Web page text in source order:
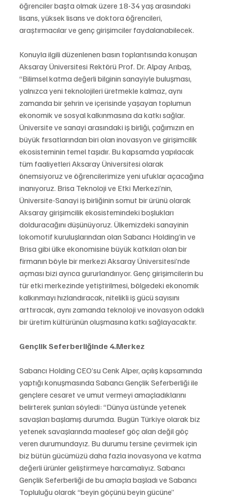
öğrenciler başta olmak üzere 18-34 yaş arasındaki
lisans, yüksek lisans ve doktora öğrencileri,
araştırmacılar ve genç girişimciler faydalanabilecek.
Konuyla ilgili düzenlenen basın toplantısında konuşan
Aksaray Üniversitesi Rektörü Prof. Dr. Alpay Arıbaş,
“Bilimsel katma değerli bilginin sanayiyle buluşması,
yalnızca yeni teknolojileri üretmekle kalmaz, aynı
zamanda bir şehrin ve içerisinde yaşayan toplumun
ekonomik ve sosyal kalkınmasına da katkı sağlar.
Üniversite ve sanayi arasındaki iş birliği, çağımızın en
büyük fırsatlarından biri olan inovasyon ve girişimcilik
ekosisteminin temel taşıdır. Bu kapsamda yapılacak
tüm faaliyetleri Aksaray Üniversitesi olarak
önemsiyoruz ve öğrencilerimize yeni ufuklar açacağına
inanıyoruz. Brisa Teknoloji ve Etki Merkezi’nin,
Üniversite-Sanayi iş birliğinin somut bir ürünü olarak
Aksaray girişimcilik ekosistemindeki boşlukları
dolduracağını düşünüyoruz. Ülkemizdeki sanayinin
lokomotif kuruluşlarından olan Sabancı Holding’in ve
Brisa gibi ülke ekonomisine büyük katkıları olan bir
firmanın böyle bir merkezi Aksaray Üniversitesi’nde
açması bizi ayrıca gururlandırıyor. Genç girişimcilerin bu
tür etki merkezinde yetiştirilmesi, bölgedeki ekonomik
kalkınmayı hızlandıracak, nitelikli iş gücü sayısını
arttıracak, aynı zamanda teknoloji ve inovasyon odaklı
bir üretim kültürünün oluşmasına katkı sağlayacaktır.
Gençlik Seferberliğinde 4.Merkez
Sabancı Holding CEO’su Cenk Alper, açılış kapsamında
yaptığı konuşmasında Sabancı Gençlik Seferberliği ile
gençlere cesaret ve umut vermeyi amaçladıklarını
belirterek şunları söyledi: “Dünya üstünde yetenek
savaşları başlamış durumda. Bugün Türkiye olarak biz
yetenek savaşlarında maalesef göç alan değil göç
veren durumundayız. Bu durumu tersine çevirmek için
biz bütün gücümüzü daha fazla inovasyona ve katma
değerli ürünler geliştirmeye harcamalıyız. Sabancı
Gençlik Seferberliği de bu amaçla başladı ve Sabancı
Topluluğu olarak “beyin göçünü beyin gücüne”